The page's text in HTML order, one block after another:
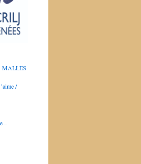
MALLES
/
–